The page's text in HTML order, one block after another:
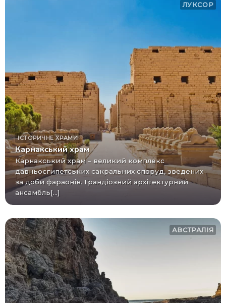
ЛУКСОР
ІСТОРИЧНЕ ХРАМИ
Карнакський храм
Карнакський храм – великий комплекс
давньоєгипетських сакральних споруд, зведених
за доби фараонів. Грандіозний архітектурний
ансамбль[...]
АВСТРАЛІЯ